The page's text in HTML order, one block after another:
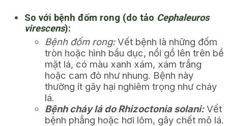
So với bệnh đốm rong (do tảo Cephaleuros
virescens):
Bệnh đốm rong:Vết bệnh là những đốm
tròn hoặc hình bầu dục, nổi gồ lên trên bề
mặt lá, có màu xanh xám, xám trắng
hoặc cam đỏ như nhung. Bệnh này
thường ít gây hại nghiêm trọng như cháy
lá.
Bệnh cháy lá do Rhizoctonia solani:Vết
bệnh phẳng hoặc hơi lõm, gây chết mô lá.